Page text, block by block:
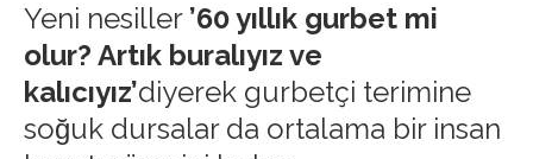
Yeni nesiller ’60 yıllık gurbet mi
olur? Artık buralıyız ve
kalıcıyız’diyerek gurbetçi terimine
soğuk dursalar da ortalama bir insan